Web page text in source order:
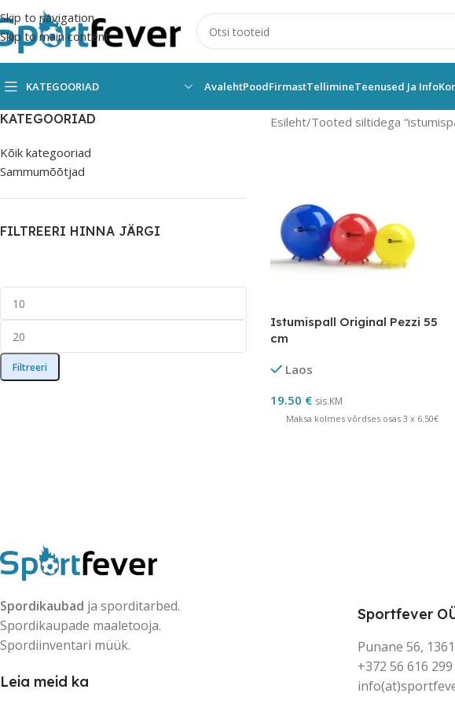
Skip to navigation
Skip to main content
KATEGOORIAD AvalehtPoodFirmastTellimineTeenused Ja Info
KATEGOORIAD
Kõik kategooriad
Sammumõõtjad
FILTREERI HINNA JÄRGI
Filtreeri
Esileht Tooted siltidega
Istumispall Original Pezzi 55
cm
Laos
19.50 € sis.KM
Maksa kolmes võrdses osas 3 x 6.50€
Spordikaubad ja sporditarbed.
Spordikaupade maaletooja.
Spordiinventari müük.
Leia meid ka
Sportfever
Punane 56,
+372 56 616 299